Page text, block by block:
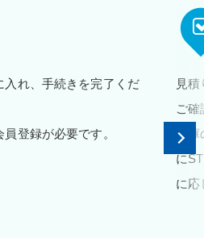
入れ、手続きを完了くだ
登録が必要です。
見
ご確
在
に
に応